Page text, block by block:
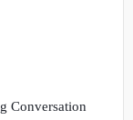
Conversation